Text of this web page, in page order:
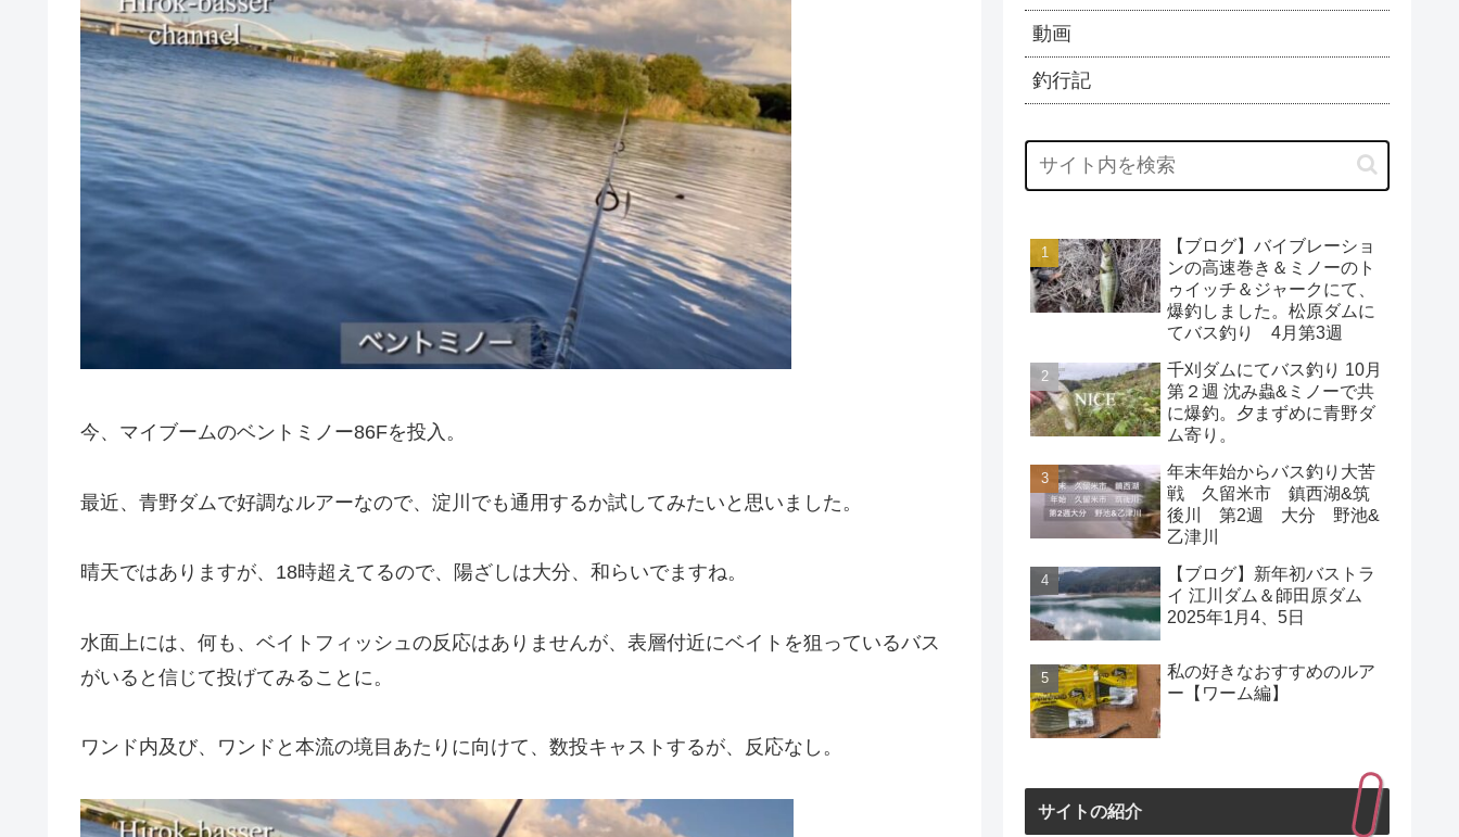
今、マイブームのベントミノー86Fを投入。
最近、青野ダムで好調なルアーなので、淀川でも通用するか試してみたいと思いました。
晴天ではありますが、18時超えてるので、陽ざしは大分、和らいでますね。
水面上には、何も、ベイトフィッシュの反応はありませんが、表層付近にベイトを狙っているバス
がいると信じて投げてみることに。
ワンド内及び、ワンドと本流の境目あたりに向けて、数投キャストするが、反応なし。
動画
釣行記
【ブログ】バイブレーショ
ンの高速巻き＆ミノーのト
ゥイッチ＆ジャークにて、
爆釣しました。松原ダムに
てバス釣り 4月第3週
千刈ダムにてバス釣り 10月
第２週 沈み蟲&ミノーで共
に爆釣。夕まずめに青野ダ
ム寄り。
年末年始からバス釣り大苦
戦 久留米市 鎮西湖&筑
後川 第2週 大分 野池&
乙津川
【ブログ】新年初バストラ
イ 江川ダム＆師田原ダム
2025年1月4、5日
私の好きなおすすめのルア
ー【ワーム編】
サイトの紹介